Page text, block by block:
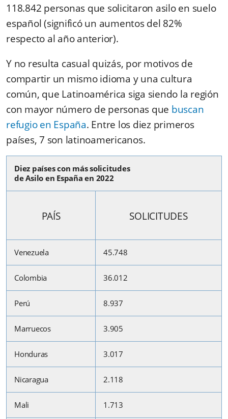
118.842 personas que solicitaron asilo en suelo
español (significó un aumentos del 82%
respecto al año anterior).
Y no resulta casual quizás, por motivos de
compartir un mismo idioma y una cultura
común, que Latinoamérica siga siendo la región
con mayor número de personas que buscan
refugio en España. Entre los diez primeros
países, 7 son latinoamericanos.
Diez países con más solicitudes
de Asilo en España en 2022
PAÍS SOLICITUDES
Venezuela 45.748
Colombia 36.012
Perú 8.937
Marruecos 3.905
Honduras 3.017
Nicaragua 2.118
Mali 1.713